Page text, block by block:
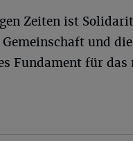
Zeiten ist
und
Fundament für